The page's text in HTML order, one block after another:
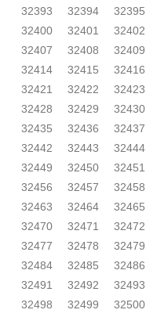
32393
32394 32395
32400
32401 32402
32407
32408 32409
32414
32415 32416
32421
32422 32423
32428
32429 32430
32435
32436 32437
32442
32443 32444
32449
32450 32451
32456
32457 32458
32463
32464 32465
32470
32471 32472
32477
32478 32479
32484
32485 32486
32491
32492 32493
32498
32499 32500